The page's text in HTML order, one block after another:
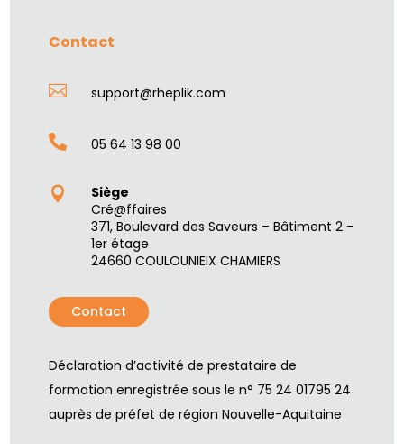
Contact
 support@rheplik.com
 05 64 13 98 00

Siège
Cré@ffaires
371, Boulevard des Saveurs – Bâtiment 2 –
1er étage
24660 COULOUNIEIX CHAMIERS
Contact
Déclaration d’activité de prestataire de
formation enregistrée sous le n° 75 24 01795 24
auprès de préfet de région Nouvelle-Aquitaine